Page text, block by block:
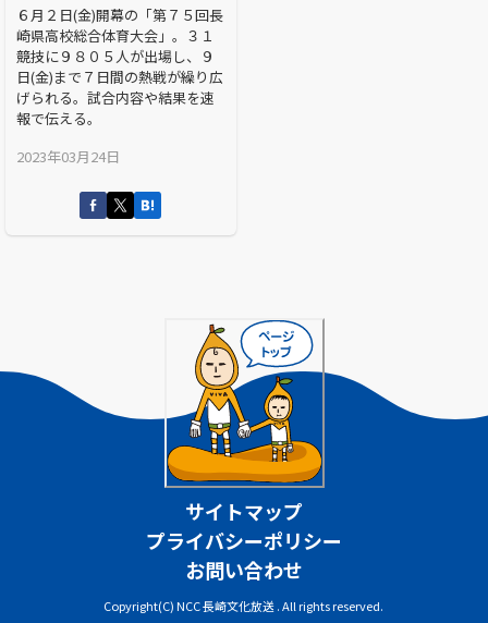
６月２日(金)開幕の「第７５回長
崎県高校総合体育大会」。３１
競技に９８０５人が出場し、９
日(金)まで７日間の熱戦が繰り広
げられる。試合内容や結果を速
報で伝える。
2023年03月24日
サイトマップ
プライバシーポリシー
お問い合わせ
Copyright(C) NCC 長崎文化放送 . All rights reserved.